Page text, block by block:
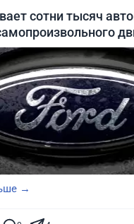
сотни тысяч
→